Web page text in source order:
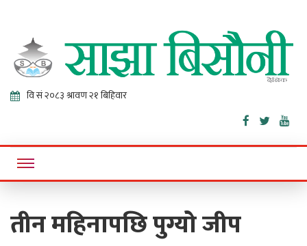
Sajha
Bisaunee
Online News Portal
तीन महिनापछि पुग्यो जीप